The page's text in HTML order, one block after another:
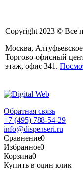
Copyright 2023 © Все
Москва,
Торгово-офисный
этаж, офис 341.
Обратная связь
+7 (495) 788-54-29
info@dispenseri.ru
Сравнение0
Избранное0
Корзина0
Купить в один клик